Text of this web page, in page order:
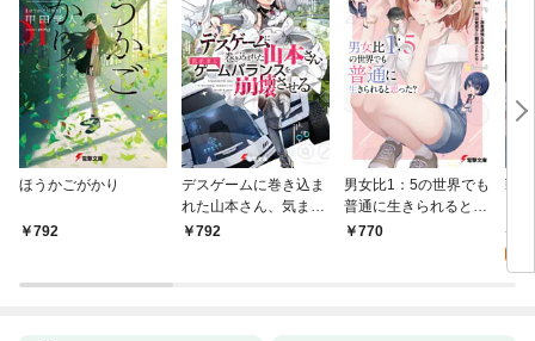
ほうかごがかり
792
デスゲームに巻き込ま
れた山本さん、気まま
にゲームバランスを崩
792
男女比1：5の世界でも
普通に生きられると思
った？ ～激重感情な
770
戦
活
特